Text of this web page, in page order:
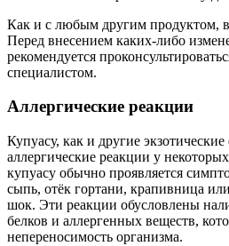
Как и с любым другим продуктом,
Перед внесением каких-либо
рекомендуется
специалистом.
Аллергические реакции
Купуасу, как и другие
аллергические реакции у
купуасу обычно проявляется
сыпь, отёк гортани, крапивница
шок. Эти реакции обусловлены
белков и аллергенных веществ,
непереносимость организма.